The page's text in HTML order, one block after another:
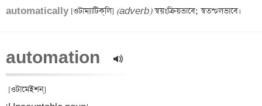
automatically
[ওটাম্যাটিক্‌লি] (adverb)
automation
[ওটামেইশন্]